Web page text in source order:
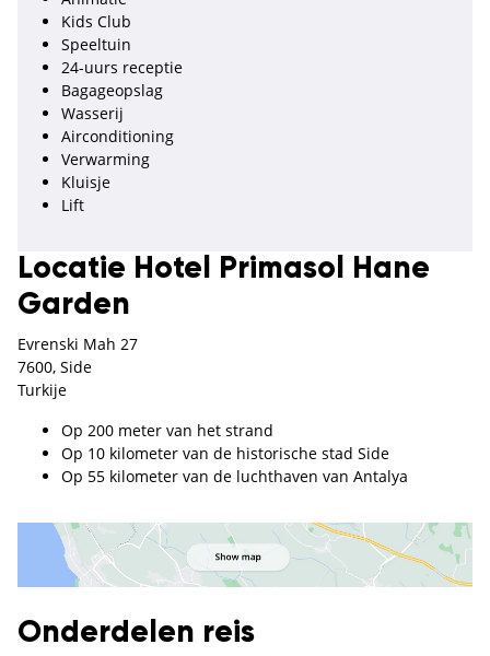
Kids Club
Speeltuin
24-uurs receptie
Bagageopslag
Wasserij
Airconditioning
Verwarming
Kluisje
Lift
Locatie Hotel Primasol Hane
Garden
Evrenski Mah 27
7600, Side
Turkije
Op 200 meter van het strand
Op 10 kilometer van de historische stad Side
Op 55 kilometer van de luchthaven van Antalya
Onderdelen reis